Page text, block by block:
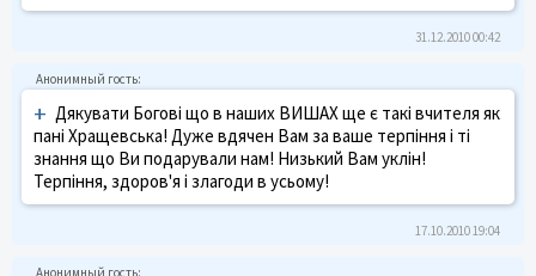
31.12.2010 00:42
+ Дякувати Богові що в наших ВИШАХ ще є такі вчителя як
пані Хращевська! Дуже вдячен Вам за ваше терпіння і ті
знання що Ви подарували нам! Низький Вам уклін!
Терпіння, здоров'я і злагоди в усьому!
17.10.2010 19:04